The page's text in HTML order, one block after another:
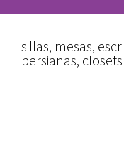
sillas, mesas,
persianas,